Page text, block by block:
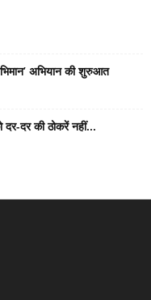
अभियान की शुरुआत
दर-दर की ठोकरें नहीं...